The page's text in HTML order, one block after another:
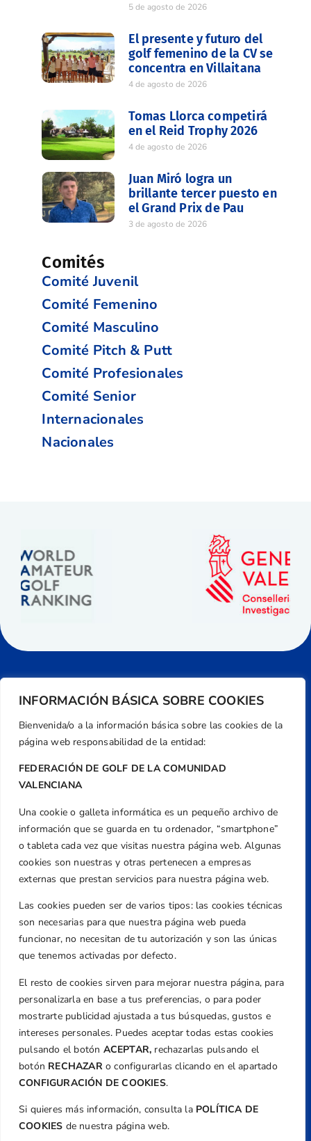
INFORMACIÓN BÁSICA SOBRE COOKIES
Bienvenida/o a la información básica sobre las cookies de la
página web responsabilidad de la entidad:
FEDERACIÓN DE GOLF DE LA COMUNIDAD
VALENCIANA
Una cookie o galleta informática es un pequeño archivo de
información que se guarda en tu ordenador, “smartphone”
o tableta cada vez que visitas nuestra página web. Algunas
cookies son nuestras y otras pertenecen a empresas
externas que prestan servicios para nuestra página web.
Las cookies pueden ser de varios tipos: las cookies técnicas
son necesarias para que nuestra página web pueda
funcionar, no necesitan de tu autorización y son las únicas
que tenemos activadas por defecto.
El resto de cookies sirven para mejorar nuestra página, para
personalizarla en base a tus preferencias, o para poder
mostrarte publicidad ajustada a tus búsquedas, gustos e
intereses personales. Puedes aceptar todas estas cookies
pulsando el botón ACEPTAR, rechazarlas pulsando el
botón RECHAZARo configurarlas clicando en el apartado
CONFIGURACIÓN DE COOKIES.
Si quieres más información, consulta la POLÍTICA DE
COOKIES de nuestra página web.
5 de agosto de 2026
El presente y futuro del
golf femenino de la CV se
concentra en Villaitana
4 de agosto de 2026
Tomas Llorca competirá
en el Reid Trophy 2026
4 de agosto de 2026
Juan Miró logra un
brillante tercer puesto en
el Grand Prix de Pau
3 de agosto de 2026
Comités
Comité Juvenil
Comité Femenino
Comité Masculino
Comité Pitch & Putt
Comité Profesionales
Comité Senior
Internacionales
Nacionales
Dirección
Centre de L´Esport, Carrer d'Isaac Peral i
Caballero, Nº 5, Despachos 2 y 3, 46980,
Valencia
+34 961 367 799
Email
federacion@golfcv.com
Aviso Legal
Política de Privacidad
Transparencia
Normativa
Federación